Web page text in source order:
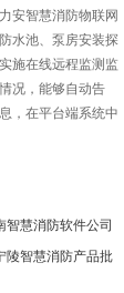
安智慧消防物联网
水池、泵房安装探
施在线远程监测监
况，能够自动告
，在平台端系统中
慧消防软件公司
陵智慧消防产品批